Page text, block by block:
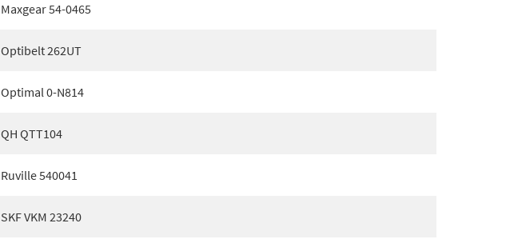
Maxgear 54-0465
Optibelt 262UT
Optimal 0-N814
QH QTT104
Ruville 540041
SKF VKM 23240